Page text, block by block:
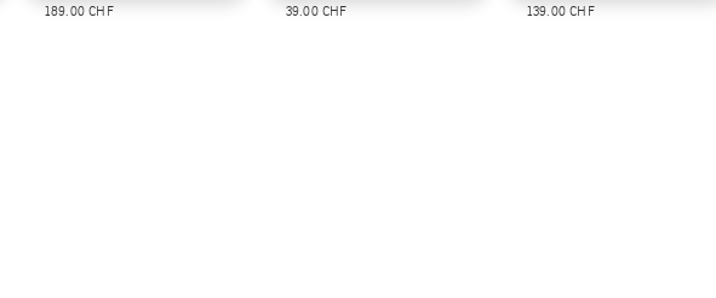
189.00 CHF 39.00 CHF 139.00 CHF